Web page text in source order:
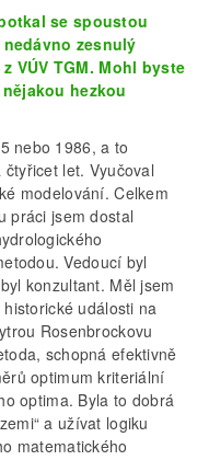
se spoustou
zesnulý
VÚV TGM. Mohl byste
hezkou
nebo 1986, a to
let. Vyučoval
modelování. Celkem
práci jsem dostal
Vedoucí byl
konzultant. Měl jsem
události na
Rosenbrockovu
schopná efektivně
optimum kriteriální
optima. Byla to dobrá
a užívat logiku
matematického